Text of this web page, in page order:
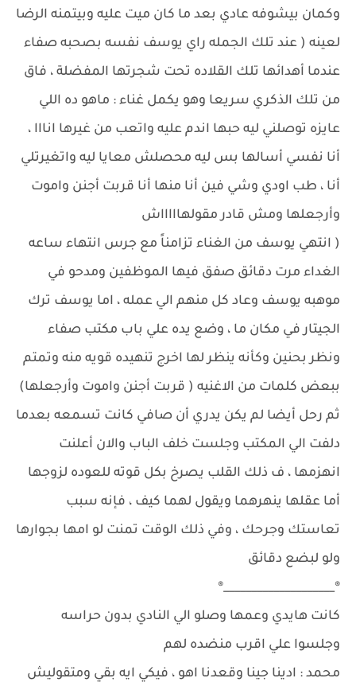
وكمان بيشوفه عادي بعد ما كان ميت عليه وبيتمنه الرضا
لعينه ( عند تلك الجمله راي يوسف نفسه بصحبه صفاء
عندما أهدائها تلك القلاده تحت شجرتها المفضلة ، فاق
من تلك الذكري سريعا وهو يكمل غناء : ماهو ده اللي
عايزه توصلني ليه حبها اندم عليه واتعب من غيرها انااا ،
أنا نفسي أسالها بس ليه محصلش معايا ليه واتغيرتلي
أنا ، طب اودي وشي فين أنا منها أنا قربت أجنن واموت
وأرجعلها ومش قادر مقولهاااااش
( انتهي يوسف من الغناء تزامناً مع جرس انتهاء ساعه
الغداء مرت دقائق صفق فيها الموظفين ومدحو في
موهبه يوسف وعاد كل منهم الي عمله ، اما يوسف ترك
الجيتار في مكان ما ، وضع يده علي باب مكتب صفاء
ونظر بحنين وكأنه ينظر لها اخرج تنهيده قويه منه وتمتم
ببعض كلمات من الاغنيه ( قربت أجنن واموت وأرجعلها)
ثم رحل أيضا لم يكن يدري أن صافي كانت تسمعه بعدما
دلفت الي المكتب وجلست خلف الباب والان أعلنت
انهزمها ، ف ذلك القلب يصرخ بكل قوته للعوده لزوجها
أما عقلها ينهرهما ويقول لهما كيف ، فإنه سبب
تعاستك وجرحك ، وفي ذلك الوقت تمنت لو امها بجوارها
ولو لبضع دقائق
®____________________®
كانت هايدي وعمها وصلو الي النادي بدون حراسه
وجلسوا علي اقرب منضده لهم
محمد : ادينا جينا وقعدنا اهو ، فيكي ايه بقي ومتقوليش